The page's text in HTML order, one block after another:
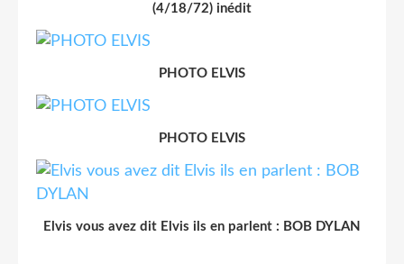
(4/18/72) inédit
PHOTO ELVIS
PHOTO ELVIS
Elvis vous avez dit Elvis ils en parlent : BOB DYLAN